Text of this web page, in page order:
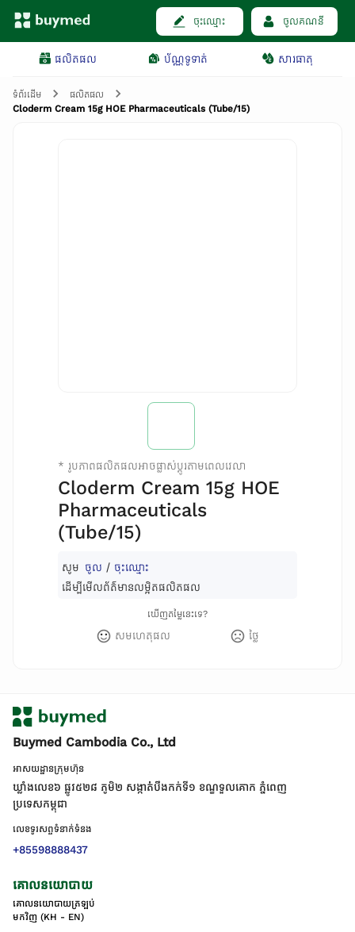
ចុះឈ្មោះ ចូលគណនី
ផលិតផល ប័ណ្ណទូទាត់ សារធាតុ
ទំព័រដើម
ផលិតផល
Cloderm Cream 15g HOE Pharmaceuticals (Tube/15)
* រូបភាពផលិតផលអាចផ្លាស់ប្តូរតាមពេលវេលា
Cloderm Cream 15g HOE
Pharmaceuticals
(Tube/15)
សូម ចូល / ចុះឈ្មោះ
ដើម្បីមើលព័ត៌មានលម្អិតផលិតផល
ឃើញតម្លៃនេះទេ?
សមហេតុផល ថ្លៃ
Buymed Cambodia Co., Ltd
អាសយដ្ឋានក្រុមហ៊ុន
ឃ្លាំងលេខ៦ ផ្លូវ៥២៨ ភូមិ២ សង្កាត់់បឹងកក់ទី១ ខណ្ឌទួលគោក ភ្នំពេញ
ប្រទេសកម្ពុជា
លេខទូរសព្ទទំនាក់ទំនង
+85598888437
គោលនយោបាយ
គោលនយោបាយត្រឡប់
មកវិញ (KH - EN)